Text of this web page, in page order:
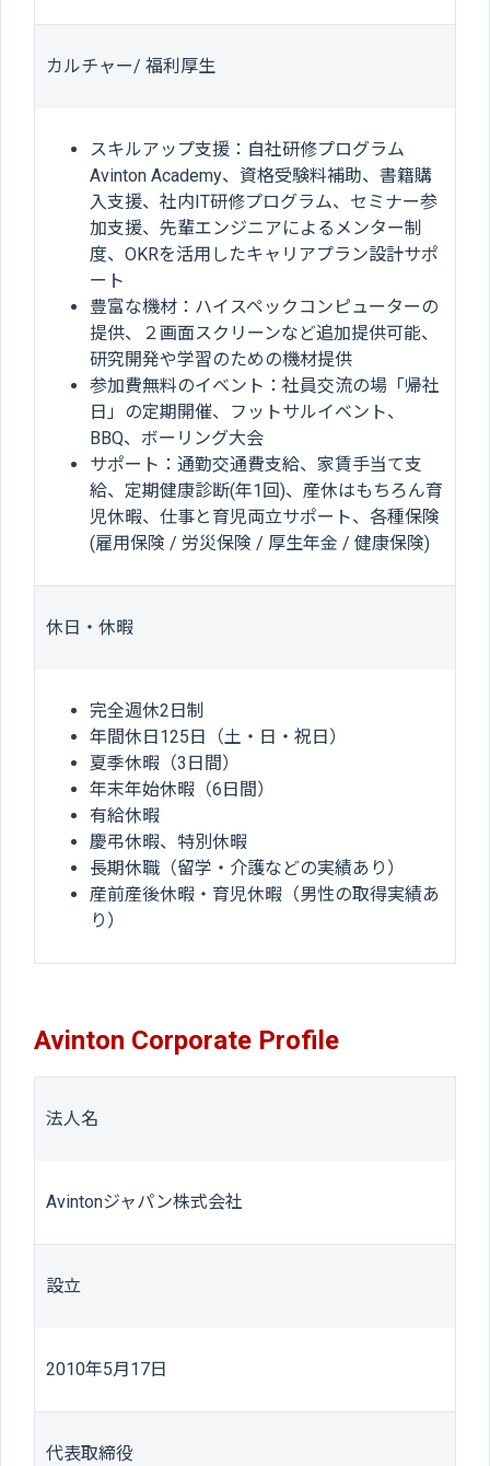
カルチャー/ 福利厚生
スキルアップ支援：自社研修プログラム
Avinton Academy、資格受験料補助、書籍購
入支援、社内IT研修プログラム、セミナー参
加支援、先輩エンジニアによるメンター制
度、OKRを活用したキャリアプラン設計サポ
ート
豊富な機材：ハイスペックコンピューターの
提供、２画面スクリーンなど追加提供可能、
研究開発や学習のための機材提供
参加費無料のイベント：社員交流の場「帰社
日」の定期開催、フットサルイベント、
BBQ、ボーリング大会
サポート：通勤交通費支給、家賃手当て支
給、定期健康診断(年1回)、産休はもちろん育
児休暇、仕事と育児両立サポート、各種保険
(雇用保険 / 労災保険 / 厚生年金 / 健康保険)
休日・休暇
完全週休2日制
年間休日125日（土・日・祝日）
夏季休暇（3日間）
年末年始休暇（6日間）
有給休暇
慶弔休暇、特別休暇
長期休職（留学・介護などの実績あり）
産前産後休暇・育児休暇（男性の取得実績あ
り）
Avinton Corporate Profile
法人名
Avintonジャパン株式会社
設立
2010年5月17日
代表取締役